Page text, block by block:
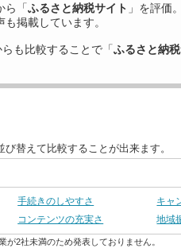
ら「ふるさと納税サイト 」を評価
掲載しています。
も比較することで「ふるさと納
替えて比較することが出来ます。
手続きのしやすさ
キャ
コンテンツの充実さ
地域
2社未満のため発表しておりません。